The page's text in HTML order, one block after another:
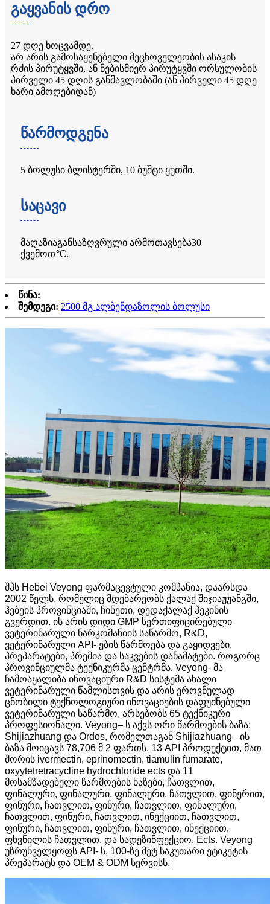
გაყვანის დრო
27 დღე ხოცვამდე.
არ არის გამოსაყენებელი მეცხოველეობის ასაკის
რძის პირუტყვში, ან ნებისმიერ პირუტყვში ორსულობის
პირველი 45 დღის განმავლობაში (ან პირველი 45 დღე
ხარი ამოღებიდან)
წარმოდგენა
5 ბოლუსი ბლისტერში, 10 ბუშტი ყუთში.
საცავი
მაღაზიაგანსაზღვრული არმოთავსება30
ქვემოთ℃.
წინა:
შემდეგი: 2500 მგ ალბენდაზოლის ბოლუსი
შპს Hebei Veyong ფარმაცევტული კომპანია, დაარსდა
2002 წელს, რომელიც მდებარეობს ქალაქ შიჯიაჟუანგში,
ჰებეის პროვინციაში, ჩინეთი, დედაქალაქ პეკინის
გვერდით. ის არის დიდი GMP სერთიფიცირებული
ვეტერინარული ნარკომანიის საწარმო, R&D,
ვეტერინარული API- ების წარმოება და გაყიდვები,
პრეპარატები, პრემია და საკვების დანამატები. როგორც
პროვინციულმა ტექნიკურმა ცენტრმა, Veyong- მა
ჩამოაყალიბა ინოვაციური R&D სისტემა ახალი
ვეტერინარული წამლისთვის და არის ეროვნულად
ცნობილი ტექნოლოგიური ინოვაციების დაფუძნებული
ვეტერინარული საწარმო, არსებობს 65 ტექნიკური
პროფესიონალი. Veyong– ს აქვს ორი წარმოების ბაზა:
Shijiazhuang და Ordos, რომელთაგან Shijiazhuang– ის
ბაზა მოიცავს 78,706 მ 2 ფართს, 13 API პროდუქტით, მათ
შორის ivermectin, eprinomectin, tiamulin fumarate,
oxyytetretracycline hydrochloride ects და 11
მოსამზადებელი წარმოების ხაზები, ჩათვლით,
ფინალური, ფინალური, ფინალური, ჩათვლით, ფინერით,
ფინური, ჩათვლით, ფინური, ჩათვლით, ფინალური,
ჩათვლით, ფინური, ჩათვლით, ინექციით, ჩათვლით,
ფინური, ჩათვლით, ფინური, ჩათვლით, ინექციით,
ფხვნილის ჩათვლით. და სადეზინფექციო, Ects. Veyong
უზრუნველყოფს API- ს, 100-ზე მეტ საკუთარი ეტიკეტის
პრეპარატს და OEM & ODM სერვისს.